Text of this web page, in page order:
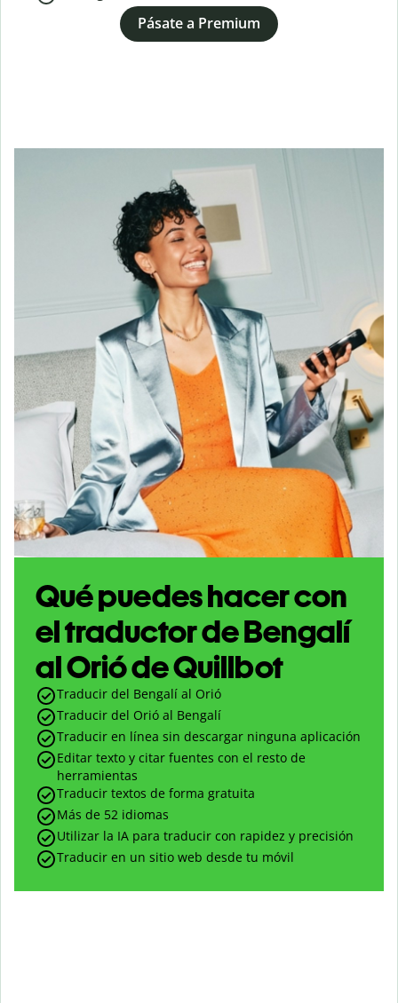
Pásate a Premium
Qué puedes hacer con
el traductor de Bengalí
al Orió de Quillbot
Traducir del Bengalí al Orió
Traducir del Orió al Bengalí
Traducir en línea sin descargar ninguna aplicación
Editar texto y citar fuentes con el resto de
herramientas
Traducir textos de forma gratuita
Más de 52 idiomas
Utilizar la IA para traducir con rapidez y precisión
Traducir en un sitio web desde tu móvil